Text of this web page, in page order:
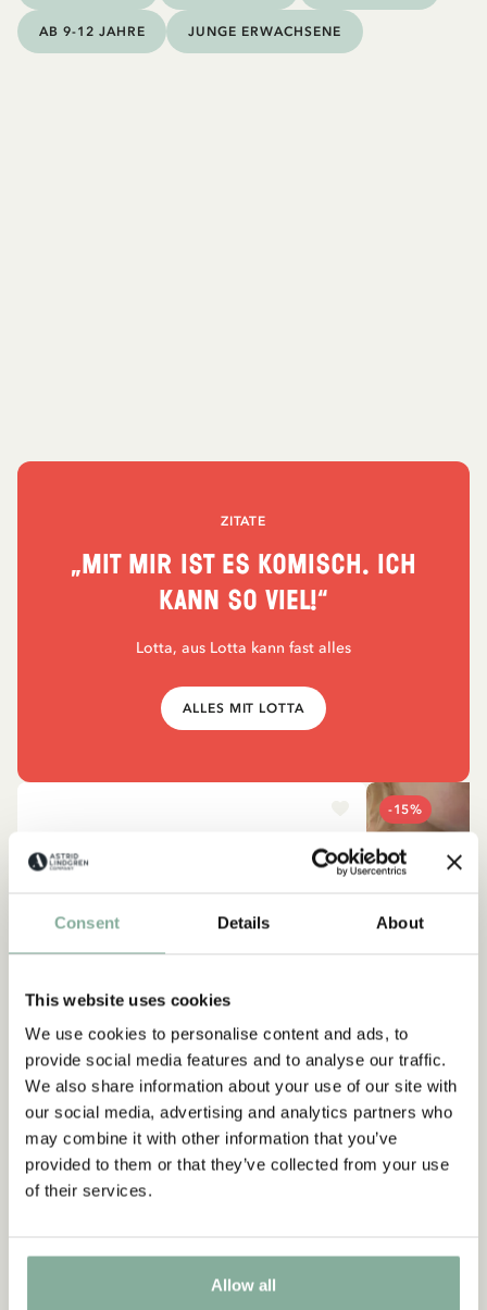
Consent Details About
This website uses cookies
We use cookies to personalise content and ads, to
provide social media features and to analyse our traffic.
We also share information about your use of our site with
our social media, advertising and analytics partners who
may combine it with other information that you’ve
provided to them or that they’ve collected from your use
of their services.
Allow all
AB 9-12 JAHRE JUNGE ERWACHSENE
ZITATE
„Mit mir ist es komisch. Ich
kann so viel!“
Lotta, aus Lotta kann fast alles
ALLES MIT LOTTA
LOTTA AUS DER KRACHMACHERSTRASSE
-15%